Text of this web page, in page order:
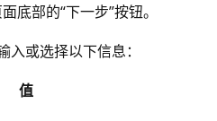
底部的“下一步”按钮。
或选择以下信息：
值